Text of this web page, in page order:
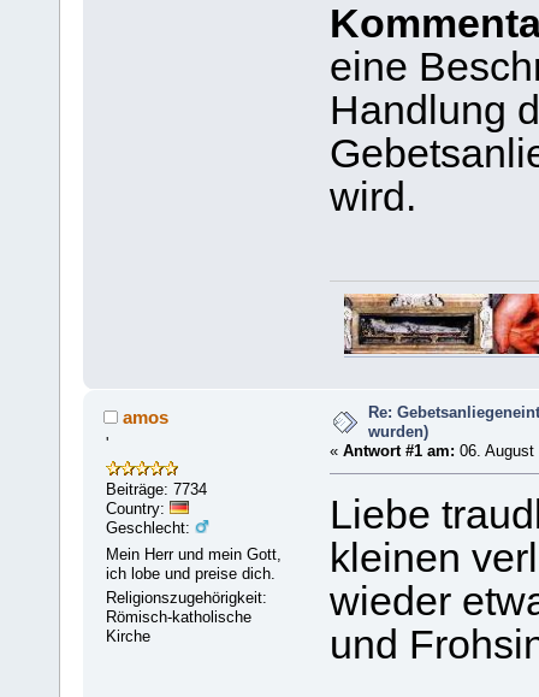
eine
Handlung
wird.
amos
'
Beiträge: 7734
Country:
Geschlecht:
Mein Herr und mein Gott,
ich lobe und preise dich.
Religionszugehörigkeit:
Römisch-katholische
Kirche
Re:
wurden)
« Antwort #1 am: 06. August
Liebe
kleinen
wieder
und